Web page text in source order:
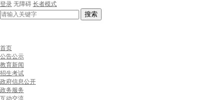
登录 无障碍 长者模式
搜索
首页
公告公示
教育新闻
招生考试
政府信息公开
政务服务
互动交流